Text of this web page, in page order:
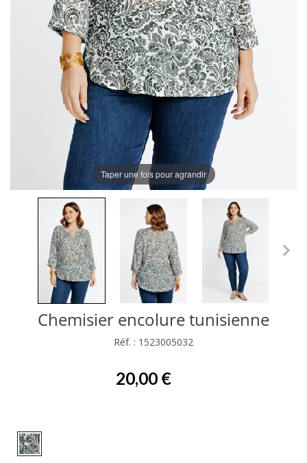
Taper une fois pour agrandir
Chemisier encolure tunisienne
Réf. : 1523005032
20,00 €